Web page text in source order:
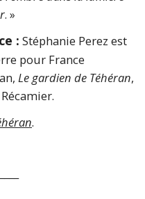
. »
: Stéphanie Perez est
pour France
Le gardien de Téhéran,
.